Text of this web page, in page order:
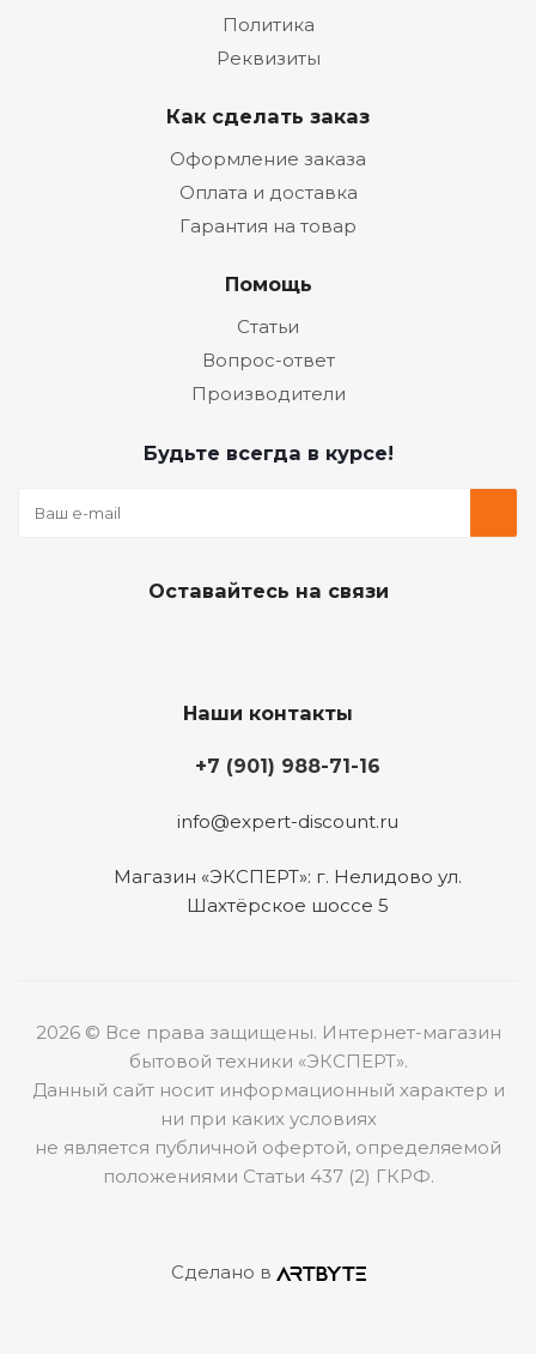
Политика
Реквизиты
Как сделать заказ
Оформление заказа
Оплата и доставка
Гарантия на товар
Помощь
Статьи
Вопрос-ответ
Производители
Будьте всегда в курсе!
Оставайтесь на связи
Наши контакты
+7 (901) 988-71-16
info@expert-discount.ru
Магазин «ЭКСПЕРТ»: г. Нелидово ул.
Шахтёрское шоссе 5
2026 © Все права защищены. Интернет-магазин
бытовой техники «ЭКСПЕРТ».
Данный сайт носит информационный характер и
ни при каких условиях
не является публичной офертой, определяемой
положениями Статьи 437 (2) ГКРФ.
Сделано в